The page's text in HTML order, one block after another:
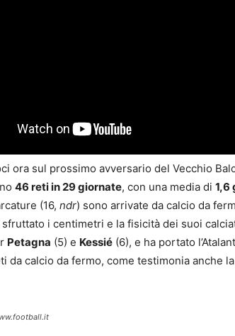
ora sul prossimo avversario del Vecchio
46 reti in 29 giornate, con una media di 1,6
(16, ndr) sono arrivate da calcio da
sfruttato i centimetri e la fisicità dei suoi
Petagna (5) e Kessié (6), e ha portato
da calcio da fermo, come testimonia anche